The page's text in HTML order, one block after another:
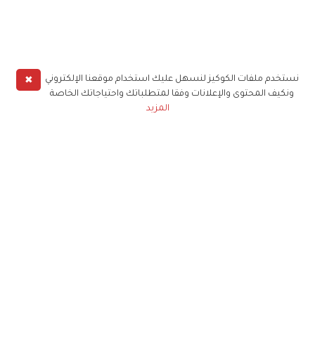
✖
نستخدم ملفات الكوكيز لنسهل عليك استخدام موقعنا الإلكتروني
ونكيف المحتوى والإعلانات وفقا لمتطلباتك واحتياجاتك الخاصة
المزيد